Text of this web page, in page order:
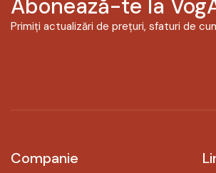
Abonează-te la
Primiți actualizări de prețuri, sfaturi de
Companie